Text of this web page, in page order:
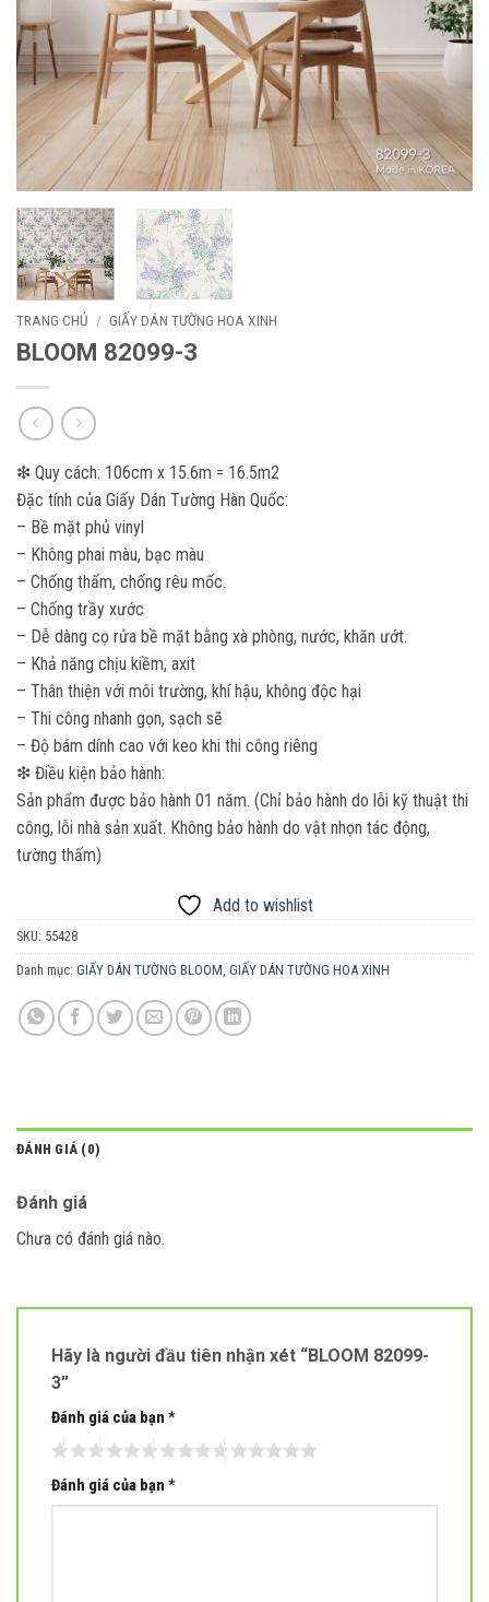
TRANG CHỦ / GIẤY DÁN TƯỜNG HOA XINH
BLOOM 82099-3
❇ Quy cách: 106cm x 15.6m = 16.5m2
Đặc tính của Giấy Dán Tường Hàn Quốc:
– Bề mặt phủ vinyl
– Không phai màu, bạc màu
– Chống thấm, chống rêu mốc.
– Chống trầy xước
– Dễ dàng cọ rửa bề mặt bằng xà phòng, nước, khăn ướt.
– Khả năng chịu kiềm, axit
– Thân thiện với môi trường, khí hậu, không độc hại
– Thi công nhanh gọn, sạch sẽ
– Độ bám dính cao với keo khi thi công riêng
❇ Điều kiện bảo hành:
Sản phẩm được bảo hành 01 năm. (Chỉ bảo hành do lỗi kỹ thuật thi
công, lỗi nhà sản xuất. Không bảo hành do vật nhọn tác động,
tường thấm)
Add to wishlist
SKU: 55428
Danh mục: GIẤY DÁN TƯỜNG BLOOM GIẤY DÁN TƯỜNG HOA XINH
ĐÁNH GIÁ (0)
Đánh giá
Chưa có đánh giá nào.
Hãy là người đầu tiên nhận xét “BLOOM 82099-
3”
Đánh giá của bạn *
Đánh giá của bạn *